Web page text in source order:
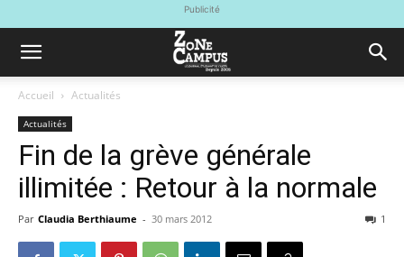
Publicité
Accueil Actualités
Actualités
Fin de la grève générale
illimitée : Retour à la normale
Par Claudia Berthiaume - 30 mars 2012 1